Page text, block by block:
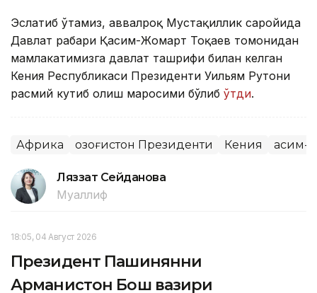
Эслатиб ўтамиз, аввалроқ Мустақиллик саройида
Давлат раҳбари Қасим-Жомарт Тоқаев томонидан
мамлакатимизга давлат ташрифи билан келган
Кения Республикаси Президенти Уильям Рутони
расмий кутиб олиш маросими бўлиб ўтди.
Африка Қозоғистон Президенти Кения Қасим-
Ляззат Сейданова
Муаллиф
18:05, 04 Август 2026
Президент Пашинянни
Арманистон Бош вазири